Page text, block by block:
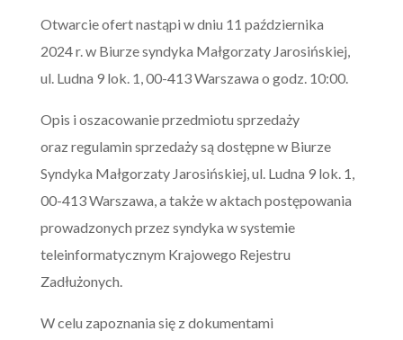
Otwarcie ofert nastąpi w dniu 11 października
2024 r. w Biurze syndyka Małgorzaty Jarosińskiej,
ul. Ludna 9 lok. 1, 00-413 Warszawa o godz. 10:00.
Opis i oszacowanie przedmiotu sprzedaży
oraz regulamin sprzedaży są dostępne w Biurze
Syndyka Małgorzaty Jarosińskiej, ul. Ludna 9 lok. 1,
00-413 Warszawa, a także w aktach postępowania
prowadzonych przez syndyka w systemie
teleinformatycznym Krajowego Rejestru
Zadłużonych.
W celu zapoznania się z dokumentami